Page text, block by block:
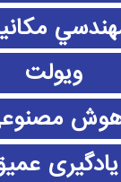
ویولت
یادگیری